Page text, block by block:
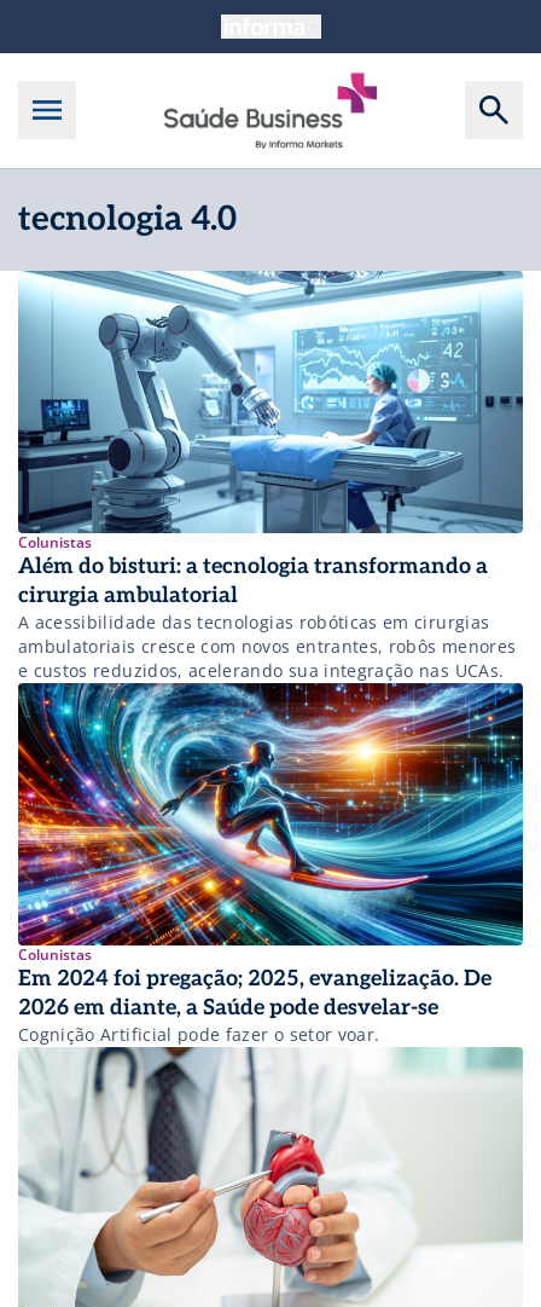
tecnologia 4.0
Colunistas
Além do bisturi: a tecnologia transformando a
cirurgia ambulatorial
A acessibilidade das tecnologias robóticas em cirurgias
ambulatoriais cresce com novos entrantes, robôs menores
e custos reduzidos, acelerando sua integração nas UCAs.
Colunistas
Em 2024 foi pregação; 2025, evangelização. De
2026 em diante, a Saúde pode desvelar-se
Cognição Artificial pode fazer o setor voar.